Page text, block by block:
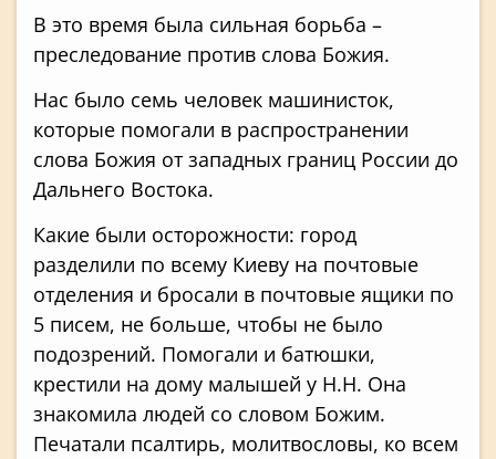
В это время была сильная борьба –
преследование против слова Божия.
Нас было семь человек машинисток,
которые помогали в распространении
слова Божия от западных границ России до
Дальнего Востока.
Какие были осторожности: город
разделили по всему Киеву на почтовые
отделения и бросали в почтовые ящики по
5 писем, не больше, чтобы не было
подозрений. Помогали и батюшки,
крестили на дому малышей у Н.Н. Она
знакомила людей со словом Божим.
Печатали псалтирь, молитвословы, ко всем